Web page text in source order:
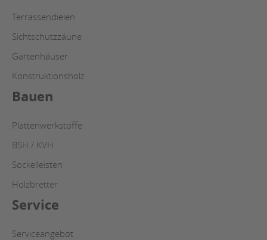
Terrassendielen
Sichtschutzzäune
Gartenhäuser
Konstruktionsholz
Bauen
Plattenwerkstoffe
BSH / KVH
Sockelleisten
Holzbretter
Service
Serviceangebot